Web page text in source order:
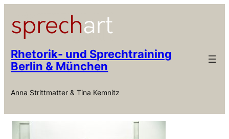
Inhalt
springen
Rhetorik- und Sprechtraining
Berlin & München
Anna Strittmatter & Tina Kemnitz